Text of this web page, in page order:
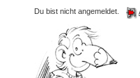
Du bist nicht angemeldet.